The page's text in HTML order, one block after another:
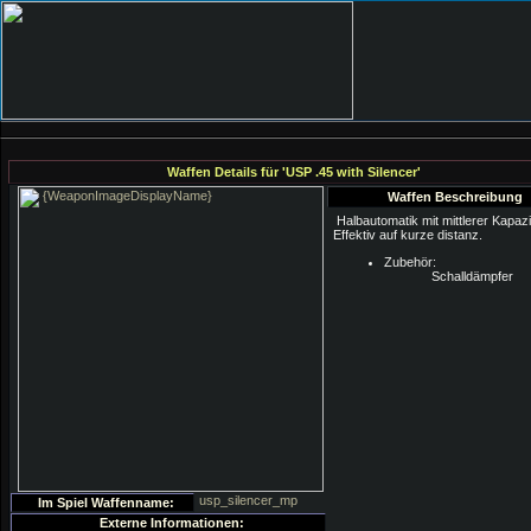
Waffen Details für 'USP .45 with Silencer'
Waffen Beschreibung
Halbautomatik mit mittlerer
Effektiv auf kurze distanz.
Zubehör:
Schalldämpfer
Im Spiel Waffenname:
usp_silencer_mp
Externe Informationen: